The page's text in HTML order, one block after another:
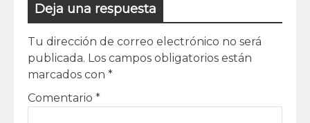
Deja una respuesta
Tu dirección de correo electrónico no será
publicada. Los campos obligatorios están
marcados con *
Comentario *